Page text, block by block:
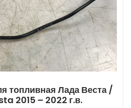
топливная Лада Веста /
2015 – 2022 г.в.